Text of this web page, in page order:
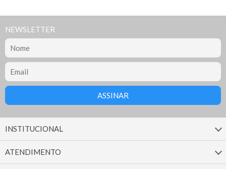
NEWSLETTER
INSTITUCIONAL
ATENDIMENTO